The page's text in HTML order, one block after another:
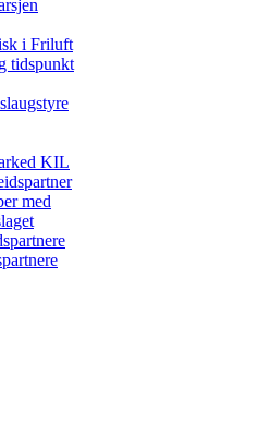
i Friluft
tidspunkt
KIL
med